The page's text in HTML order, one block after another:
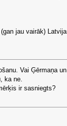
jau vairāk)
Vai Ģērmaņa un
ka ne.
ir sasniegts?